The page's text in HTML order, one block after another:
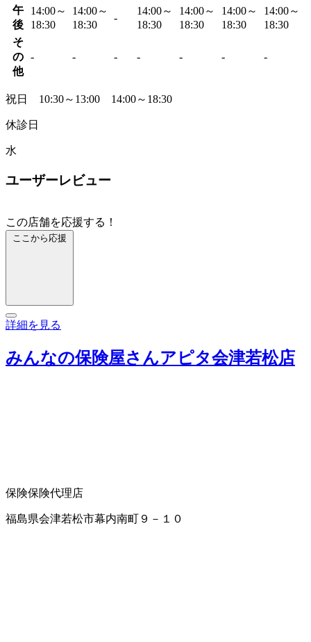
午
後
14:00～
18:30
14:00～
18:30
-
14:00～
18:30
14:00～
18:30
14:00～
18:30
14:00～
18:30
そ
の
他
- - - - - - -
祝日 10:30～13:00 14:00～18:30
休診日
水
ユーザーレビュー
この店舗を応援する！
ここから応援
詳細を見る
みんなの保険屋さんアピタ会津若松店
保険保険代理店
福島県会津若松市幕内南町９－１０